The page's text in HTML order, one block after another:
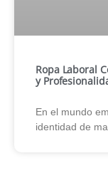
Ropa Laboral
y
En el mundo
identidad de